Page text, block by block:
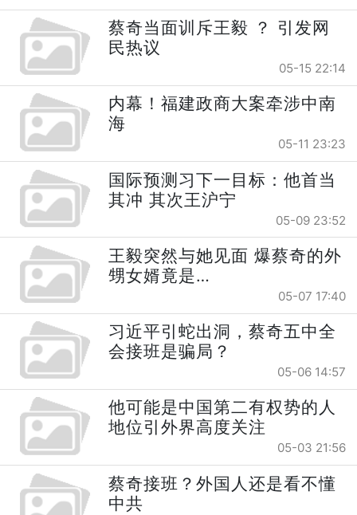
蔡奇当面训斥王毅 ？ 引发网
民热议
05-15 22:14
内幕！福建政商大案牵涉中南
海
05-11 23:23
国际预测习下一目标：他首当
其冲 其次王沪宁
05-09 23:52
王毅突然与她见面 爆蔡奇的外
甥女婿竟是…
05-07 17:40
习近平引蛇出洞，蔡奇五中全
会接班是骗局？
05-06 14:57
他可能是中国第二有权势的人
地位引外界高度关注
05-03 21:56
蔡奇接班？外国人还是看不懂
中共